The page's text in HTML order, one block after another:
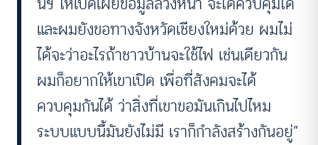
และผมยังขอทางจังหวัดเชียงใหม่ด้วย ผมไม่
ได้จะว่าอะไรถ้าชาวบ้านจะใช้ไฟ เช่นเดียวกัน
ผมก็อยากให้เขาเปิด เพื่อที่สังคมจะได้
ควบคุมกันได้ ว่าสิ่งที่เขาขอมันเกินไปไหม
ระบบแบบนี้มันยังไม่มี เราก็กำลังสร้างกันอยู่”